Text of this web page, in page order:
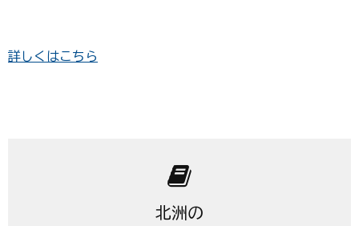
詳しくはこちら
北洲の